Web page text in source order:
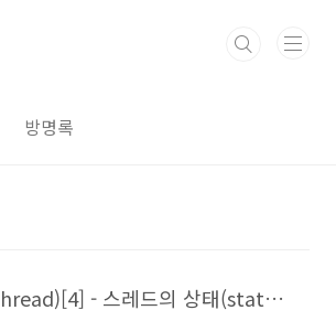
방명록
[java] 스레드(Thread)[4] - 스레드의 상태(state) 제어